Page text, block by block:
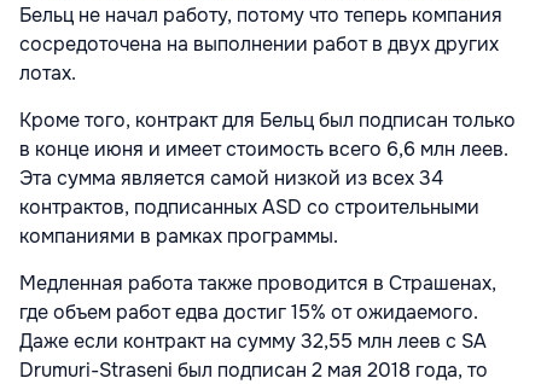
Бельц не начал работу, потому что теперь компания
сосредоточена на выполнении работ в двух других
лотах.
Кроме того, контракт для Бельц был подписан только
в конце июня и имеет стоимость всего 6,6 млн леев.
Эта сумма является самой низкой из всех 34
контрактов, подписанных ASD со строительными
компаниями в рамках программы.
Медленная работа также проводится в Страшенах,
где объем работ едва достиг 15% от ожидаемого.
Даже если контракт на сумму 32,55 млн леев с SA
Drumuri-Straseni был подписан 2 мая 2018 года, то